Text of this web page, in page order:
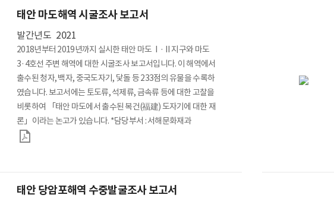
연보
정보공개제도와 신청
제도안내
공공데이터 개방
제도안내
태안 마도해역 시굴조사 보고서
발간년도 2021
2018년부터 2019년까지 실시한 태안 마도Ⅰ·Ⅱ지구와 마도
3·4호선 주변 해역에 대한 시굴조사 보고서입니다. 이 해역에서
출수된 청자, 백자, 중국도자기, 닻돌 등 233점의 유물을 수록하
였습니다. 보고서에는 토도류, 석제류, 금속류 등에 대한 고찰을
비롯하여 「태안 마도에서 출수된 복건(福建) 도자기에 대한 재
론」이라는 논고가 있습니다. *담당부서 : 서해문화재과
태안 당암포해역 수중발굴조사 보고서